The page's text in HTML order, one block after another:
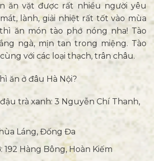
ăn vặt được rất nhiều người yêu
lành, giải nhiệt rất tốt vào mùa
ăn món tào phớ nóng nha! Tào
ngà, mịn tan trong miệng. Tào
với các loại thạch, trân châu.
ăn ở đâu Hà Nội?
trà xanh: 3 Nguyễn Chí Thanh,
Láng, Đống Đa
192 Hàng Bông, Hoàn Kiếm